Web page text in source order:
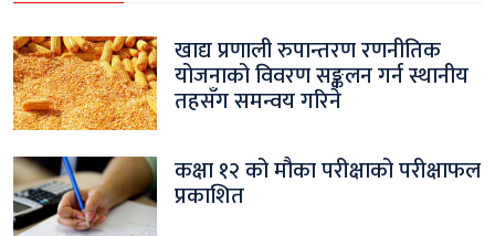
खाद्य प्रणाली रुपान्तरण रणनीतिक
योजनाको विवरण सङ्कलन गर्न स्थानीय
तहसँग समन्वय गरिने
कक्षा १२ को मौका परीक्षाको परीक्षाफल
प्रकाशित